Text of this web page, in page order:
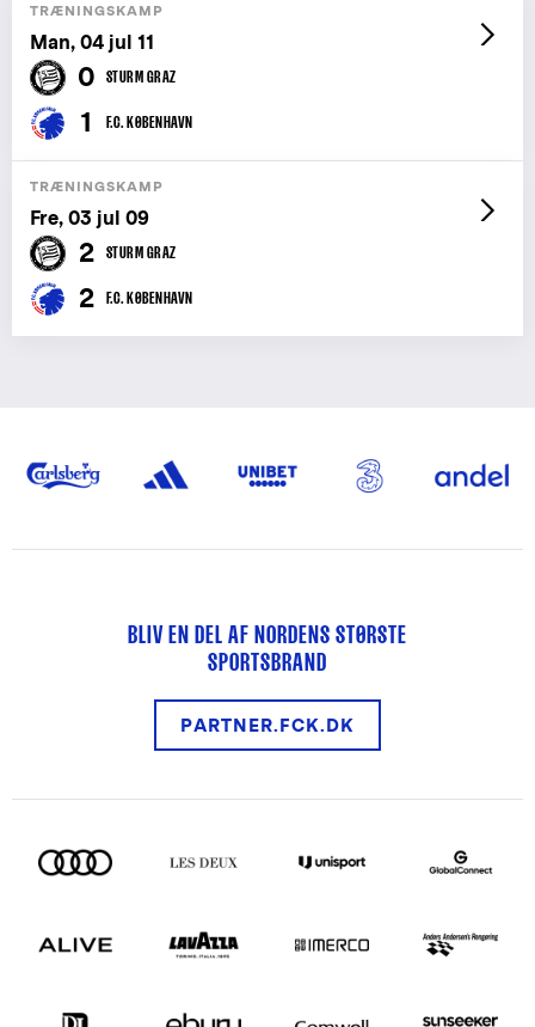
TRÆNINGSKAMP
Man, 04 jul 11
0 STURM GRAZ
1 F.C. KØBENHAVN
TRÆNINGSKAMP
Fre, 03 jul 09
2 STURM GRAZ
2 F.C. KØBENHAVN
BLIV EN DEL AF NORDENS STØRSTE
SPORTSBRAND
PARTNER.FCK.DK